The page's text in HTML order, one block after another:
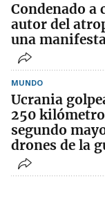
Condenado a
autor del
una
MUNDO
Ucrania
250
segundo
drones de la